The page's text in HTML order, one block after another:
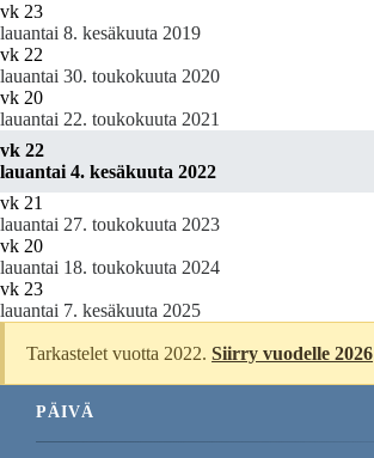
vk 23
lauantai 8. kesäkuuta 2019
vk 22
lauantai 30. toukokuuta 2020
vk 20
lauantai 22. toukokuuta 2021
vk 22
lauantai 4. kesäkuuta 2022
vk 21
lauantai 27. toukokuuta 2023
vk 20
lauantai 18. toukokuuta 2024
vk 23
lauantai 7. kesäkuuta 2025
Tarkastelet vuotta 2022.Siirry vuodelle 2026
PÄIVÄ